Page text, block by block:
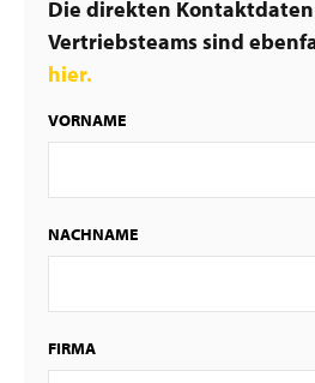
Die direkten
Vertriebsteams sind
hier.
VORNAME
NACHNAME
FIRMA